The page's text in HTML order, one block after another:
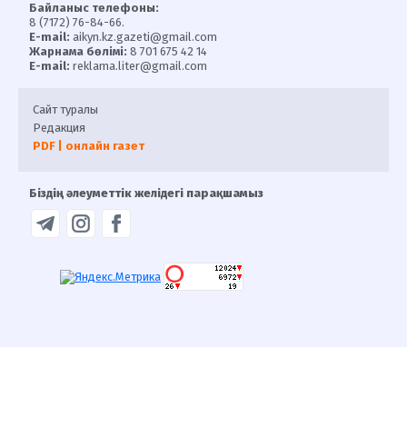
Байланыс телефоны:
8 (7172) 76-84-66.
E-mail: aikyn.kz.gazeti@gmail.com
Жарнама бөлімі: 8 701 675 42 14
E-mail: reklama.liter@gmail.com
Сайт туралы
Редакция
PDF | онлайн газет
Біздің әлеуметтік желідегі парақшамыз